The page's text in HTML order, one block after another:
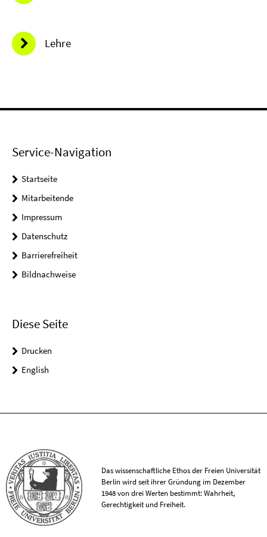
Lehre
Service-Navigation
Startseite
Mitarbeitende
Impressum
Datenschutz
Barrierefreiheit
Bildnachweise
Diese Seite
Drucken
English
Das wissenschaftliche Ethos der Freien Universität
Berlin wird seit ihrer Gründung im Dezember
1948 von drei Werten bestimmt: Wahrheit,
Gerechtigkeit und Freiheit.